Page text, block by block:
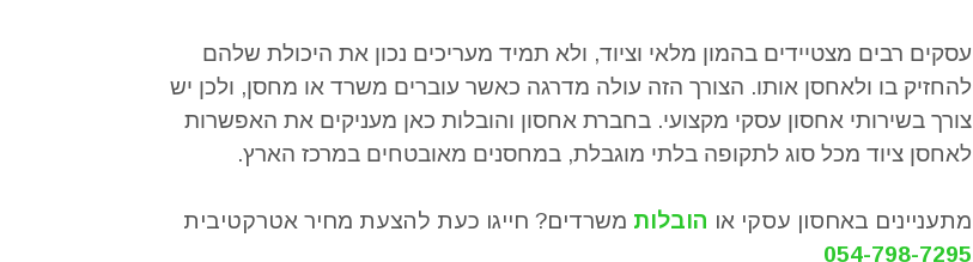
עסקים רבים מצטיידים בהמון מלאי וציוד, ולא תמיד מעריכים נכון את היכולת שלהם
להחזיק בו ולאחסן אותו. הצורך הזה עולה מדרגה כאשר עוברים משרד או מחסן, ולכן יש
צורך בשירותי אחסון עסקי מקצועי. בחברת אחסון והובלות כאן מעניקים את האפשרות
לאחסן ציוד מכל סוג לתקופה בלתי מוגבלת, במחסנים מאובטחים במרכז הארץ.
מתעניינים באחסון עסקי או הובלות משרדים? חייגו כעת להצעת מחיר אטרקטיבית
054-798-7295